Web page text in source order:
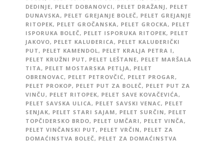
DEDINJE, PELET DOBANOVCI, PELET DRAŽANJ, PELET
DUNAVSKA, PELET GREJANJE BOLEČ, PELET GREJANJE
RITOPEK, PELET GROČANSKA, PELET GROCKA, PELET
ISPORUKA BOLEČ, PELET ISPORUKA RITOPEK, PELET
JAKOVO, PELET KALUĐERICA, PELET KALUĐERIČKI
PUT, PELET KAMENDOL, PELET KRALJA PETRA I,
PELET KRUŽNI PUT, PELET LEŠTANE, PELET MARŠALA
TITA, PELET MOSTARSKA PETLJA, PELET
OBRENOVAC, PELET PETROVČIĆ, PELET PROGAR,
PELET PROKOP, PELET PUT ZA BOLEČ, PELET PUT ZA
VINČU, PELET RITOPEK, PELET SAVE KOVAČEVIĆA,
PELET SAVSKA ULICA, PELET SAVSKI VENAC, PELET
SENJAK, PELET STARI SAJAM, PELET SURČIN, PELET
TOPČIDERSKO BRDO, PELET UMČARI, PELET VINČA,
PELET VINČANSKI PUT, PELET VRČIN, PELET ZA
DOMAĆINSTVA BOLEČ, PELET ZA DOMAĆINSTVA